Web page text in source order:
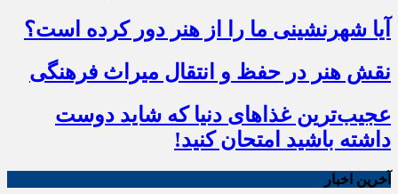
آیا شهرنشینی ما را از هنر دور کرده است؟
نقش هنر در حفظ و انتقال میراث فرهنگی
عجیب‌ترین غذاهای دنیا که شاید دوست
داشته باشید امتحان کنید!
آخرین اخبار